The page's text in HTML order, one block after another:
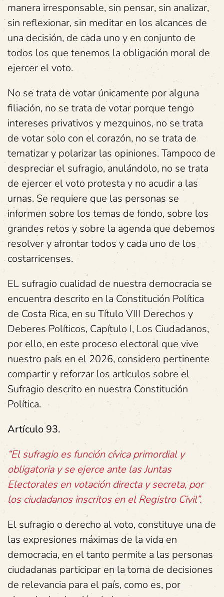
manera irresponsable, sin pensar, sin analizar,
sin reflexionar, sin meditar en los alcances de
una decisión, de cada uno y en conjunto de
todos los que tenemos la obligación moral de
ejercer el voto.
No se trata de votar únicamente por alguna
filiación, no se trata de votar porque tengo
intereses privativos y mezquinos, no se trata
de votar solo con el corazón, no se trata de
tematizar y polarizar las opiniones. Tampoco de
despreciar el sufragio, anulándolo, no se trata
de ejercer el voto protesta y no acudir a las
urnas. Se requiere que las personas se
informen sobre los temas de fondo, sobre los
grandes retos y sobre la agenda que debemos
resolver y afrontar todos y cada uno de los
costarricenses.
EL sufragio cualidad de nuestra democracia se
encuentra descrito en la Constitución Política
de Costa Rica, en su Título VIII Derechos y
Deberes Políticos, Capítulo I, Los Ciudadanos,
por ello, en este proceso electoral que vive
nuestro país en el 2026, considero pertinente
compartir y reforzar los artículos sobre el
Sufragio descrito en nuestra Constitución
Política.
Artículo 93.
“El sufragio es función cívica primordial y
obligatoria y se ejerce ante las Juntas
Electorales en votación directa y secreta, por
los ciudadanos inscritos en el Registro Civil”.
El sufragio o derecho al voto, constituye una de
las expresiones máximas de la vida en
democracia, en el tanto permite a las personas
ciudadanas participar en la toma de decisiones
de relevancia para el país, como es, por